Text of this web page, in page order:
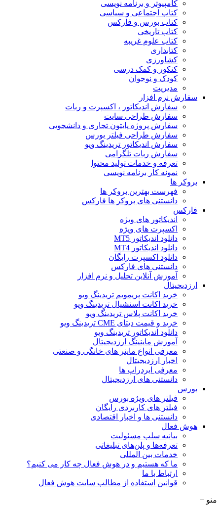
کامپیوتر و برنامه نویسی
کتاب اجتماعی و سیاسی
کتاب بورس و فارکس
کتاب تاریخی
کتاب علوم غریبه
کتابداری
کشاورزی
کنکور و کمک‌ درسی
کودک و نوجوان
مدیریت
سفارش نرم افزار
سفارش اندیکاتور ، اکسپرت و ربات
سفارش طراحی سایت
سفارش پروژه پایتون تجاری و دانشجویی
سفارش طراحی فیلتر بورس
سفارش اندیکاتور تریدینگ ویو
سفارش ربات تلگرامی
تعرفه و خدمات تولید محتوا
نمونه کار برنامه نویسی
بروکر ها
فهرست بهترین بروکر ها
دانستنی های بروکر ها فارکس
فارکس
اندیکاتور های ویژه
اکسپرت های ویژه
دانلود اندیکاتور MT5
دانلود اندیکاتور MT4
دانلود اکسپرت رایگان
دانستنی های فارکس
آموزش آنلاین تحلیل و نرم افزار
ارزدیجیتال
خرید اکانت پریمویم تریدینگ ویو
خرید اکانت اسنشیال تریدینگ ویو
خرید اکانت پلاس تریدینگ ویو
خرید و قیمت دیتای CME تریدینگ ویو
دانلود اندیکاتور تریدینگ ویو
آموزش ماینینگ ارزدیجیتال
معرفی انواع ماینر های خانگی و صنعتی
اخبار ارزدیجیتال
معرفی ایردراپ ها
دانستنی های ارزدیجیتال
بورس
فیلتر های ویژه بورس
فیلتر های کاربردی رایگان
دانستنی ها و اخبار اقتصادی
هوش فعال
بیانیه سلب مسئولیت
تعرفه‌ها و پلن‌های تبلیغاتی
خدمات بین المللی
ما که هستیم و در هوش فعال چه کار می کنیم؟
ارتباط با ما
قوانین استفاده از مطالب سایت هوش فعال
منو +